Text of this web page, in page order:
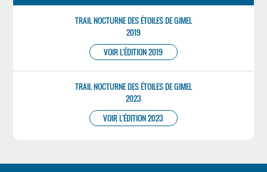
TRAIL NOCTURNE DES ÉTOILES DE GIMEL
2019
VOIR L'ÉDITION 2019
TRAIL NOCTURNE DES ÉTOILES DE GIMEL
2023
VOIR L'ÉDITION 2023